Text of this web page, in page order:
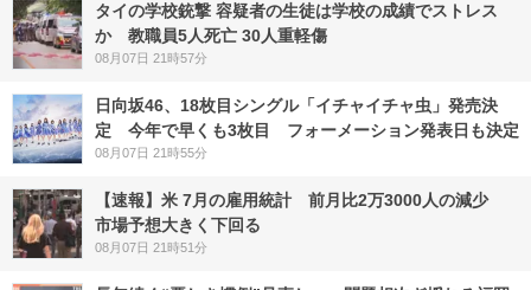
タイの学校銃撃 容疑者の生徒は学校の成績でストレス
か 教職員5人死亡 30人重軽傷
08月07日 21時57分
日向坂46、18枚目シングル「イチャイチャ虫」発売決
定 今年で早くも3枚目 フォーメーション発表日も決定
08月07日 21時55分
【速報】米 7月の雇用統計 前月比2万3000人の減少
市場予想大きく下回る
08月07日 21時51分